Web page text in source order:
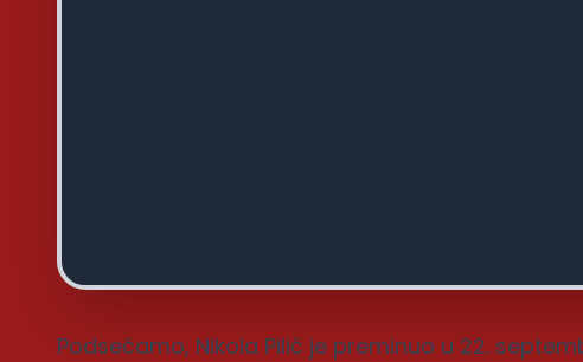
Podsećamo, Nikola Pilić je preminuo u 22.